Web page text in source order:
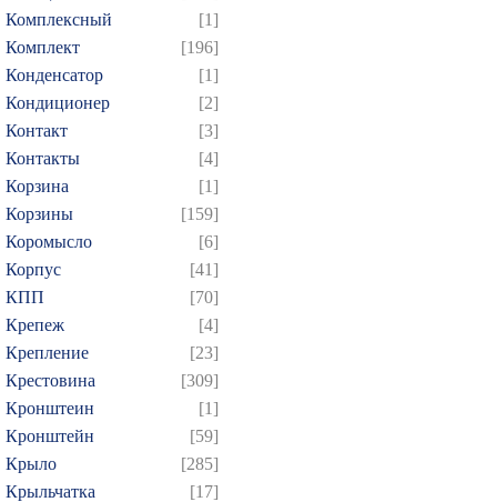
Комплексный
[1]
Комплект
[196]
Конденсатор
[1]
Кондиционер
[2]
Контакт
[3]
Контакты
[4]
Корзина
[1]
Корзины
[159]
Коромысло
[6]
Корпус
[41]
КПП
[70]
Крепеж
[4]
Крепление
[23]
Крестовина
[309]
Кронштеин
[1]
Кронштейн
[59]
Крыло
[285]
Крыльчатка
[17]